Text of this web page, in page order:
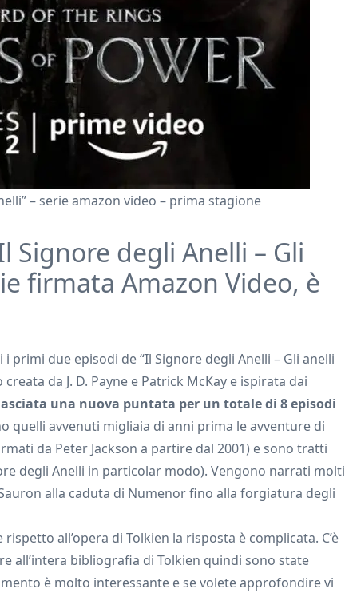
– serie amazon video – prima stagione
Signore degli Anelli – Gli
firmata Amazon Video, è
due episodi de “Il Signore degli Anelli – Gli anelli
da J. D. Payne e Patrick McKay e ispirata dai
una nuova puntata per un totale di 8 episodi
quelli avvenuti migliaia di anni prima le avventure di
da Peter Jackson a partire dal 2001) e sono tratti
degli Anelli in particolar modo). Vengono narrati molti
alla caduta di Numenor fino alla forgiatura degli
all’opera di Tolkien la risposta è complicata. C’è
all’intera bibliografia di Tolkien quindi sono state
è molto interessante e se volete approfondire vi